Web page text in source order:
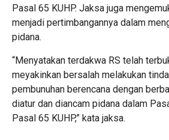
Pasal 65 KUHP. Jaksa juga
menjadi pertimbangannya dalam
pidana.
“Menyatakan terdakwa RS telah
meyakinkan bersalah melakukan
pembunuhan berencana dengan
diatur dan diancam pidana dalam
Pasal 65 KUHP,” kata jaksa.